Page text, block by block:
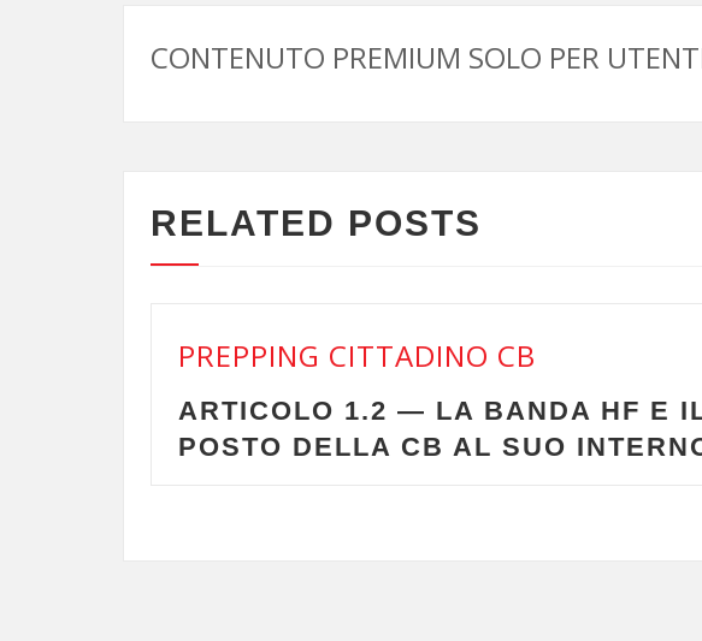
CONTENUTO PREMIUM SOLO PER
RELATED POSTS
PREPPING CITTADINO CB
ARTICOLO 1.2 — LA BANDA HF E IL
POSTO DELLA CB AL SUO INTERNO